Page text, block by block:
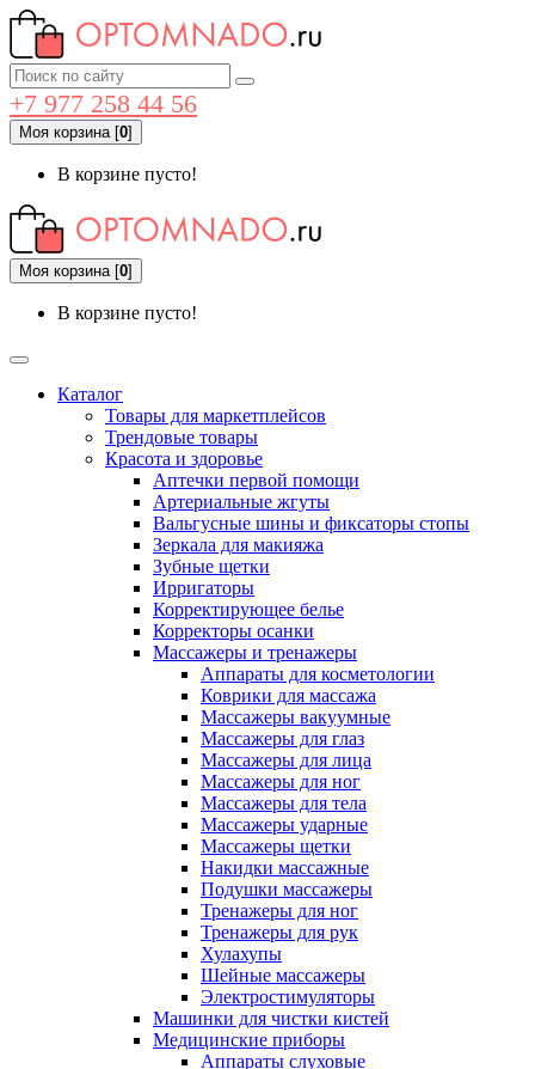
+7 977 258 44 56
Моя корзина[0]
В корзине пусто!
Моя корзина[0]
В корзине пусто!
Каталог
Товары для маркетплейсов
Трендовые товары
Красота и здоровье
Аптечки первой помощи
Артериальные жгуты
Вальгусные шины и фиксаторы стопы
Зеркала для макияжа
Зубные щетки
Ирригаторы
Корректирующее белье
Корректоры осанки
Массажеры и тренажеры
Аппараты для косметологии
Коврики для массажа
Массажеры вакуумные
Массажеры для глаз
Массажеры для лица
Массажеры для ног
Массажеры для тела
Массажеры ударные
Массажеры щетки
Накидки массажные
Подушки массажеры
Тренажеры для ног
Тренажеры для рук
Хулахупы
Шейные массажеры
Электростимуляторы
Машинки для чистки кистей
Медицинские приборы
Аппараты слуховые